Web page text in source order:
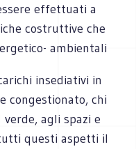
effettuati a
costruttive che
ambientali
insediativi in
congestionato, chi
agli spazi e
questi aspetti il